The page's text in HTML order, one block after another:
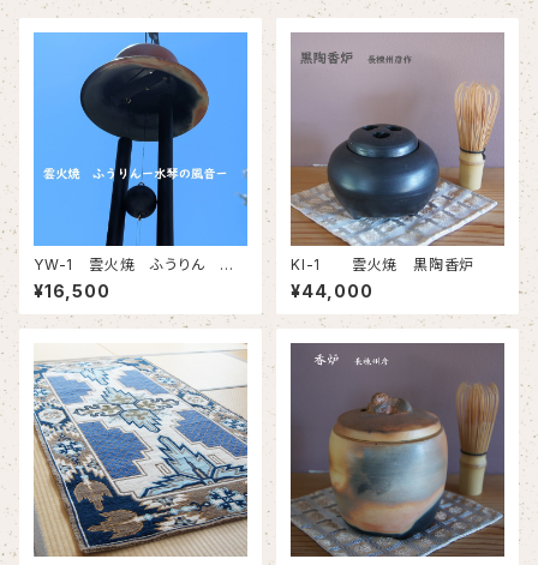
YW-1 雲火焼 ふうりん －
風の水琴窟－
¥16,500
KI-1 雲火焼 黒陶香炉
¥44,000